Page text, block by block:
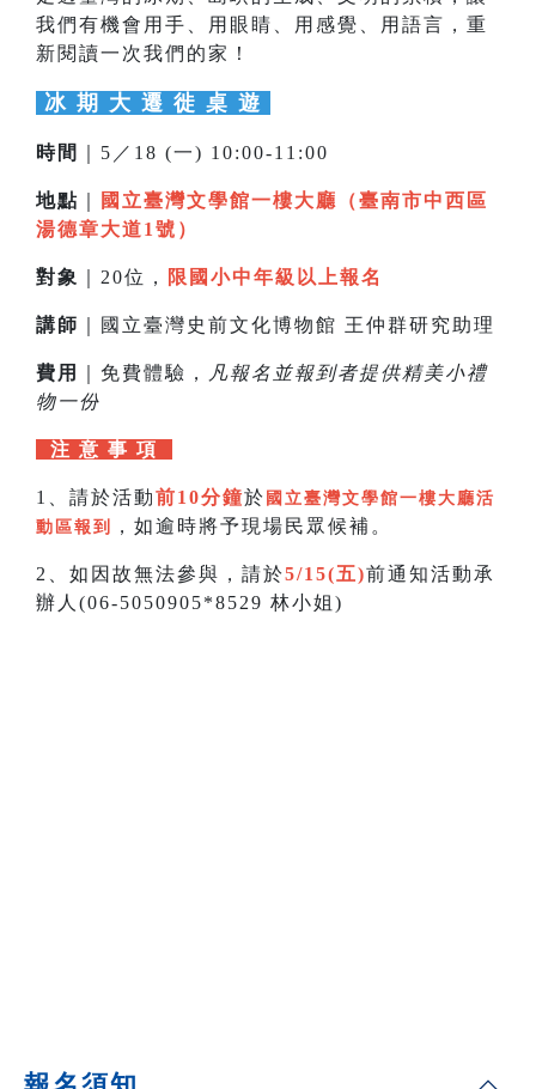
我們有機會用手、用眼睛、用感覺、用語言，重
新閱讀一次我們的家！
冰 期 大 遷 徙 桌 遊
時間 ｜5／18 (一) 10:00-11:00
地點
國立臺灣文學館一樓大廳（臺南市中西區
湯德章大道1號）
對象 ｜20位， 限國小中年級以上報名
講師 ｜國立臺灣史前文化博物館 王仲群研究助理
費用 ｜免費體驗，
凡報名並報到者提供精美小禮
物一份
注 意 事 項
1、請於活動前10分鐘於 國立臺灣文學館一樓大廳活
動區報到
，如逾時將予現場民眾候補。
2、如因故無法參與，請於5/15(五)前通知活動承
辦人(06-5050905*8529 林小姐)